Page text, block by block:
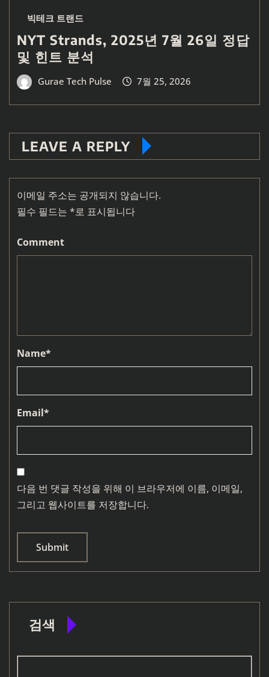
빅테크 트랜드
NYT Strands, 2025년 7월 26일 정답
및 힌트 분석
Gurae Tech Pulse 7월 25, 2026
LEAVE A REPLY
이메일 주소는 공개되지 않습니다.
필수 필드는 *로 표시됩니다
Comment
Name*
Email*
다음 번 댓글 작성을 위해 이 브라우저에 이름, 이메일,
그리고 웹사이트를 저장합니다.
검색